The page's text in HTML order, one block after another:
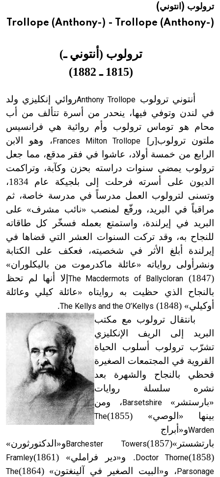
هيئة الموسوعة العربية تطلق موسوعات جديدة في عام 2026ترولوب (انتوني)
Trollope (Anthony-) - Trollope (Anthony-)
ترولوب (أنتوني ـ)
(1815 ـ 1882 )
أنتوني ترولوب Anthony Trollopeروائي إنكليزي ولد
في لندن وتوفي فيها، ينحدر من أسرة تتألف من أب
محام هو توماس ترولوب وأم روائية هي فرانسيس
ملتون ترولوب[ر]
Frances Milton Trollope ، وهو الابن
الرابع من خمسة أولاد، عاشوا في فقر مدقع، مما جعل
ترولوب يمضي سنوات دراسته بحزن وكآبة، وتراكمت
الديون على أسرته فرحلت إلى بلجيكة عام 1834،
وتسنى لترولوب العمل مدرساً في مدرسة خاصة، ثم
مراقباً في البريد، ورفّع لمنصب «نائب مشرف» على
البريد في إيرلندة، واستمتع بعمله فسخّر كل طاقاته
للنجاح به، وقد تركت السنوات العشر التي قضاها في
إيرلندة أبلغ الأثر في شخصيته، فعكف على الكتابة
ونشرأولى رواياته «عائلة ماكدرموت من باليكلوران»
(1847)
The Macdermots of Ballycloran إلا أنها لم تحظ
بالنجاح الذي حظيت به روايتاه «عائلة كيلي وعائلة
أوكيلي» (1848)
The Kellys and the O’Kellys
.
بانتقال ترولوب مع مكتب
البريد إلى الريف الإنكليزي
تشرّب ترولوب أسلوب الحياة
القروية في المجتمعات الصغيرة
فحظي بالنجاح والشهرة بعد
نشره سلسلة روايات
«بارستشر»Barsetshire ، ومن
بينها «الوصي» (1855)
The
Wardenو« أبراج
بارتشستر»(1857)
Barchester Towers و« الدكتورثورن»
(1858)
Doctor Thorne . و«دير فراملي» (1861)
Framley
Parsonage ، و« البيت الصغير في آلينغتون» (1864)
The